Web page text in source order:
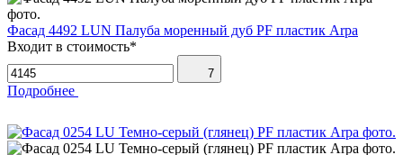
Фасад 4492 LUN Палуба моренный дуб PF пластик Arpa
Входит в стоимость*
7
Подробнее